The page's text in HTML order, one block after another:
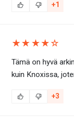
+1
★★★★☆
Tämä on hyvä
kuin Knoxissa,
+3